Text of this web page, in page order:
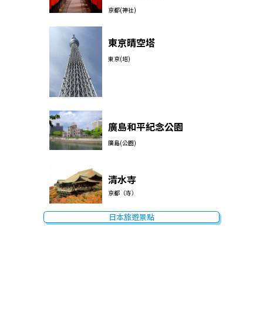
京都(神社)
東京晴空塔
東京(塔)
廣島和平紀念公園
廣島(公園)
清水寺
京都（寺）
日本旅遊景點